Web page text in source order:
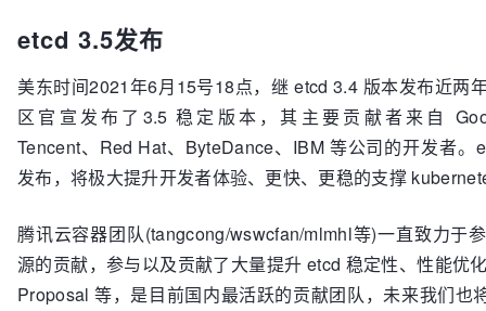
etcd 3.5发布
美东时间2021年6月15号18点，继 etcd 3.4 版本发布近两
区官宣发布了3.5 稳定版本，其主要贡献者来自
Tencent、Red Hat、ByteDance、IBM 等公司的开发者。
发布，将极大提升开发者体验、更快、更稳的支撑
腾讯云容器团队(tangcong/wswcfan/mlmhl等)一直致力于
源的贡献，参与以及贡献了大量提升 etcd 稳定性、性能优
Proposal 等，是目前国内最活跃的贡献团队，未来我们也